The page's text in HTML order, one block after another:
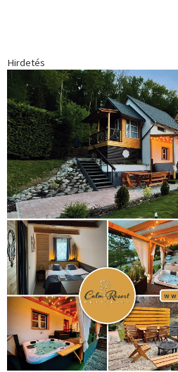
Hirdetés